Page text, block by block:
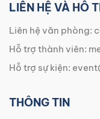
LIÊN HỆ VÀ HỖ
Liên hệ văn phòng:
Hỗ trợ thành viên:
Hỗ trợ sự kiện:
THÔNG TIN